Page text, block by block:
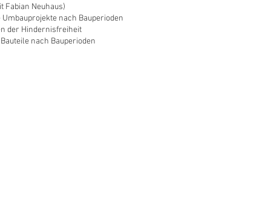
Fabian Neuhaus)
nach Bauperioden
der Hindernisfreiheit
nach Bauperioden